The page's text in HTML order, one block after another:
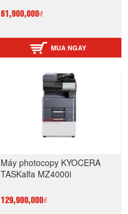
61,900,000₫
MUA NGAY
Máy photocopy KYOCERA
TASKalfa MZ4000i
129,900,000₫